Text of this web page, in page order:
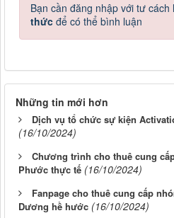
Bạn cần đăng nhập với tư cách
thức để có thể bình luận
Những tin mới hơn
Dịch vụ tổ chức sự kiện
(16/10/2024)
Chương trình cho thuê cung
Phước thực tế (16/10/2024)
Fanpage cho thuê cung cấp
Dương hề hước (16/10/2024)